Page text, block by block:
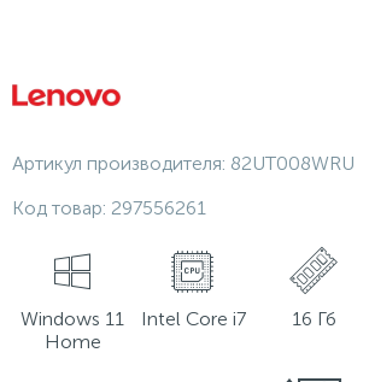
Артикул производителя: 82UT008WRU
Код товар: 297556261
Windows 11
Home
Intel Core i7 16 Гб